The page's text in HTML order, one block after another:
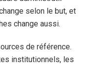
selon le but, et
change aussi.
de référence.
institutionnels, les